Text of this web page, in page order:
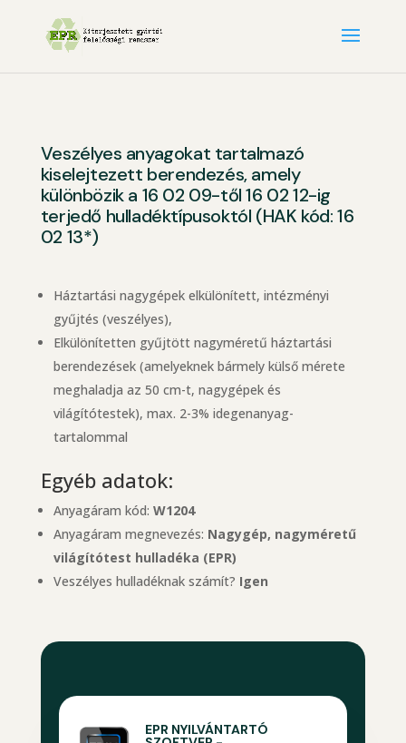
Veszélyes anyagokat tartalmazó
kiselejtezett berendezés, amely
különbözik a 16 02 09-től 16 02 12-ig
terjedő hulladéktípusoktól (HAK kód: 16
02 13*)
Háztartási nagygépek elkülönített, intézményi
gyűjtés (veszélyes),
Elkülönítetten gyűjtött nagyméretű háztartási
berendezések (amelyeknek bármely külső mérete
meghaladja az 50 cm-t, nagygépek és
világítótestek), max. 2-3% idegenanyag-
tartalommal
Egyéb adatok:
Anyagáram kód: W1204
Anyagáram megnevezés: Nagygép, nagyméretű
világítótest hulladéka (EPR)
Veszélyes hulladéknak számít? Igen
EPR NYILVÁNTARTÓ